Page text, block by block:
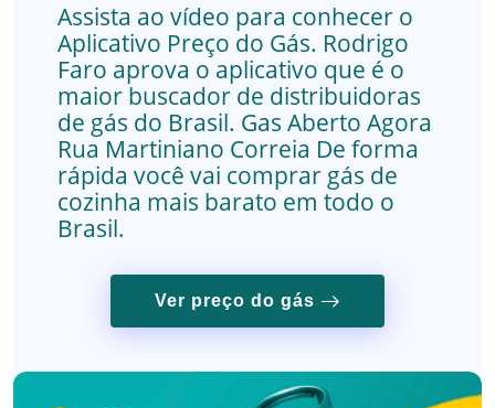
Assista ao vídeo para conhecer o
Aplicativo Preço do Gás. Rodrigo
Faro aprova o aplicativo que é o
maior buscador de distribuidoras
de gás do Brasil. Gas Aberto Agora
Rua Martiniano Correia De forma
rápida você vai comprar gás de
cozinha mais barato em todo o
Brasil.
Ver preço do gás